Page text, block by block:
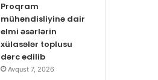
Proqram
mühəndisliyinə dair
elmi əsərlərin
xülasələr toplusu
dərc edilib
Avqust 7, 2026